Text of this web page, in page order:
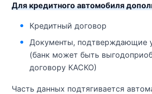
Для кредитного автомобиля
Кредитный договор
Документы, подтверждающие
(банк может быть
договору КАСКО)
Часть данных подтягивается